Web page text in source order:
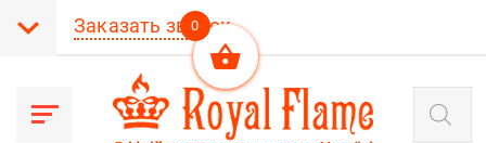
Заказать звонок
Поиск
товаров
0